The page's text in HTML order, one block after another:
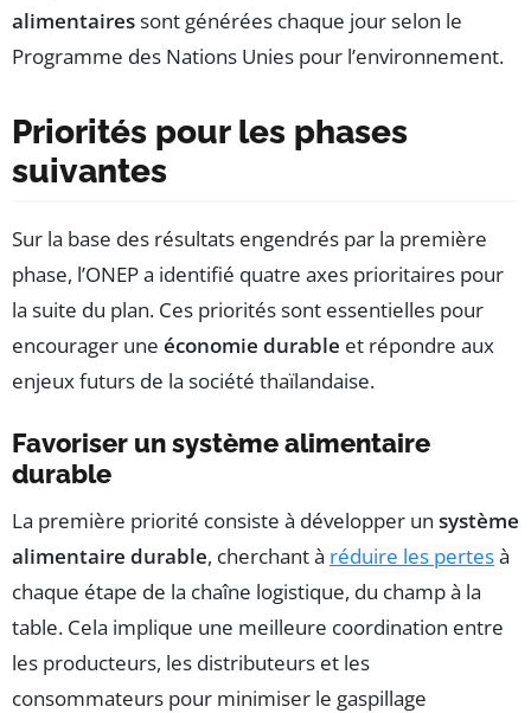
alimentairessont générées chaque jour selon le
Programme des Nations Unies pour l’environnement.
Priorités pour les phases
suivantes
Sur la base des résultats engendrés par la première
phase, l’ONEP a identifié quatre axes prioritaires pour
la suite du plan. Ces priorités sont essentielles pour
encourager une économie durable et répondre aux
enjeux futurs de la société thaïlandaise.
Favoriser un système alimentaire
durable
La première priorité consiste à développer un système
alimentaire durable, cherchant à réduire les pertesà
chaque étape de la chaîne logistique, du champ à la
table. Cela implique une meilleure coordination entre
les producteurs, les distributeurs et les
consommateurs pour minimiser le gaspillage